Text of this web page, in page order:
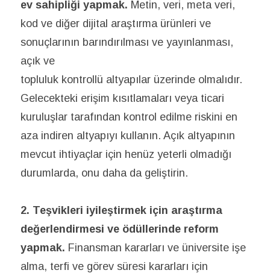
ev sahipliği yapmak. Metin, veri, meta veri,
kod ve diğer dijital araştırma ürünleri ve
sonuçlarının barındırılması ve yayınlanması,
açık ve
topluluk kontrollü altyapılar üzerinde olmalıdır.
Gelecekteki erişim kısıtlamaları veya ticari
kuruluşlar tarafından kontrol edilme riskini en
aza indiren altyapıyı kullanın. Açık altyapının
mevcut ihtiyaçlar için henüz yeterli olmadığı
durumlarda, onu daha da geliştirin.
2. Teşvikleri iyileştirmek için araştırma
değerlendirmesi ve ödüllerinde reform
yapmak. Finansman kararları ve üniversite işe
alma, terfi ve görev süresi kararları için